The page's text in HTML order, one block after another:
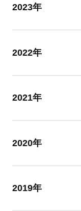
2023年
2022年
2021年
2020年
2019年